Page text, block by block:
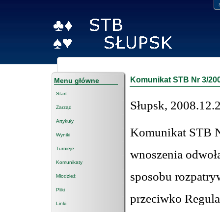
Menu główne
Start
Zarząd
Artykuły
Wyniki
Turnieje
Komunikaty
Młodzież
Pliki
Linki
Komunikat STB Nr 3/
Słupsk,
Komunikat STB
wnoszenia
sposobu
przeciwko